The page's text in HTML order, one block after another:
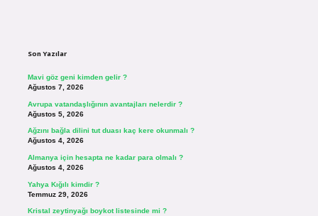
Son Yazılar
Mavi göz geni kimden gelir ?
Ağustos 7, 2026
Avrupa vatandaşlığının avantajları nelerdir ?
Ağustos 5, 2026
Ağzını bağla dilini tut duası kaç kere okunmalı ?
Ağustos 4, 2026
Almanya için hesapta ne kadar para olmalı ?
Ağustos 4, 2026
Yahya Kığılı kimdir ?
Temmuz 29, 2026
Kristal zeytinyağı boykot listesinde mi ?